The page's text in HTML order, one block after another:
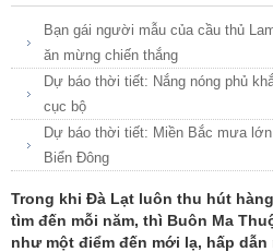
Bạn gái người mẫu của cầu thủ
ăn mừng chiến thắng
Dự báo thời tiết: Nắng nóng phủ
cục bộ
Dự báo thời tiết: Miền Bắc mưa
Biển Đông
Trong khi Đà Lạt luôn thu hút
tìm đến mỗi năm, thì Buôn Ma
như một điểm đến mới lạ, hấp